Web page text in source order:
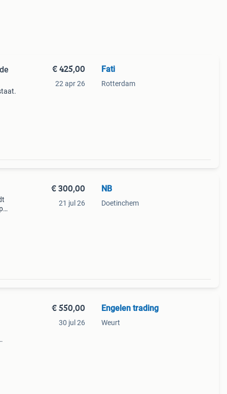
€ 425,00
22 apr 26
Fati
Rotterdam
€ 300,00
21 jul 26
NB
Doetinchem
€ 550,00
30 jul 26
Engelen trading
Weurt